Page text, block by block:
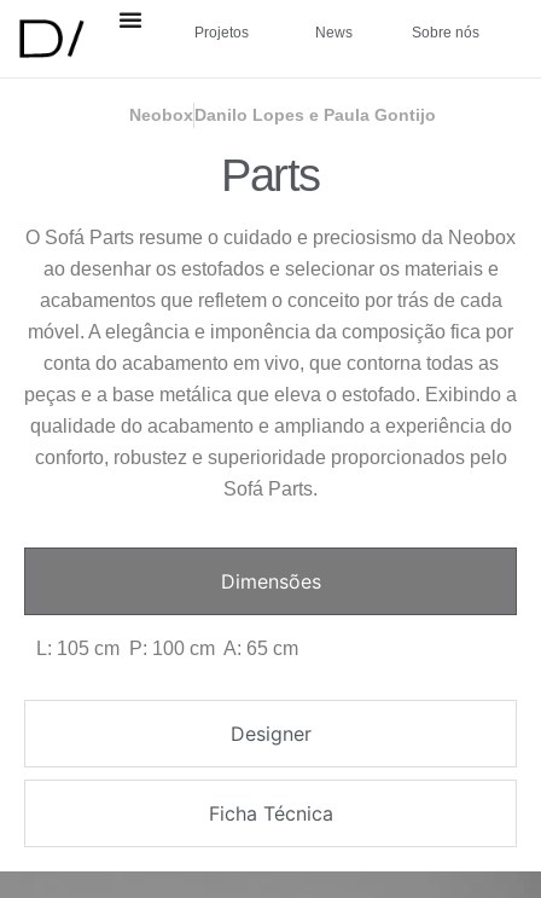
Projetos News Sobre nós
NeoboxDanilo Lopes e Paula Gontijo
Parts
O Sofá Parts resume o cuidado e preciosismo da Neobox
ao desenhar os estofados e selecionar os materiais e
acabamentos que refletem o conceito por trás de cada
móvel. A elegância e imponência da composição fica por
conta do acabamento em vivo, que contorna todas as
peças e a base metálica que eleva o estofado. Exibindo a
qualidade do acabamento e ampliando a experiência do
conforto, robustez e superioridade proporcionados pelo
Sofá Parts.
Dimensões
Designer
Ficha Técnica
L: 105 cm P: 100 cm A: 65 cm